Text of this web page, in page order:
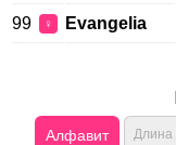
99 ♀ Evangelia
Алфавит Длина